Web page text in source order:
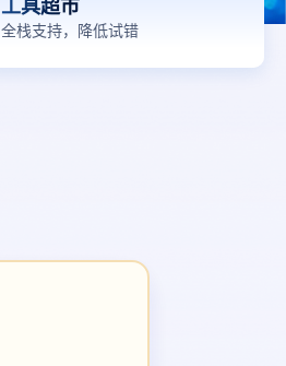
工具超市
全栈支持，降低试错